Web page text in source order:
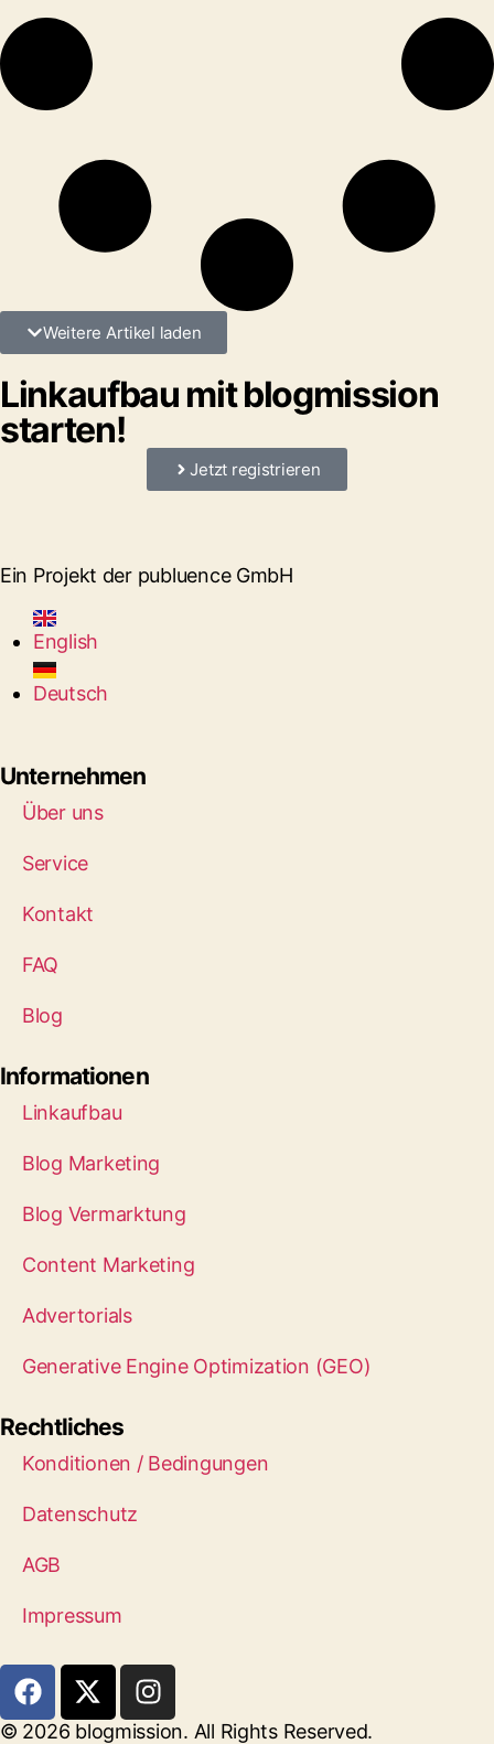
Weitere Artikel laden
Linkaufbau mit blogmission
starten!
Jetzt registrieren
Ein Projekt der publuence GmbH
English
Deutsch
Unternehmen
Über uns
Service
Kontakt
FAQ
Blog
Informationen
Linkaufbau
Blog Marketing
Blog Vermarktung
Content Marketing
Advertorials
Generative Engine Optimization (GEO)
Rechtliches
Konditionen / Bedingungen
Datenschutz
AGB
Impressum
© 2026 blogmission. All Rights Reserved.